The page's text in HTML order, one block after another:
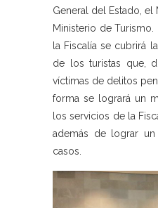
General del Estado,
Ministerio de Turismo.
la Fiscalía se cubrirá
de los turistas que,
víctimas de delitos
forma se logrará un
los servicios de la
además de lograr
casos.